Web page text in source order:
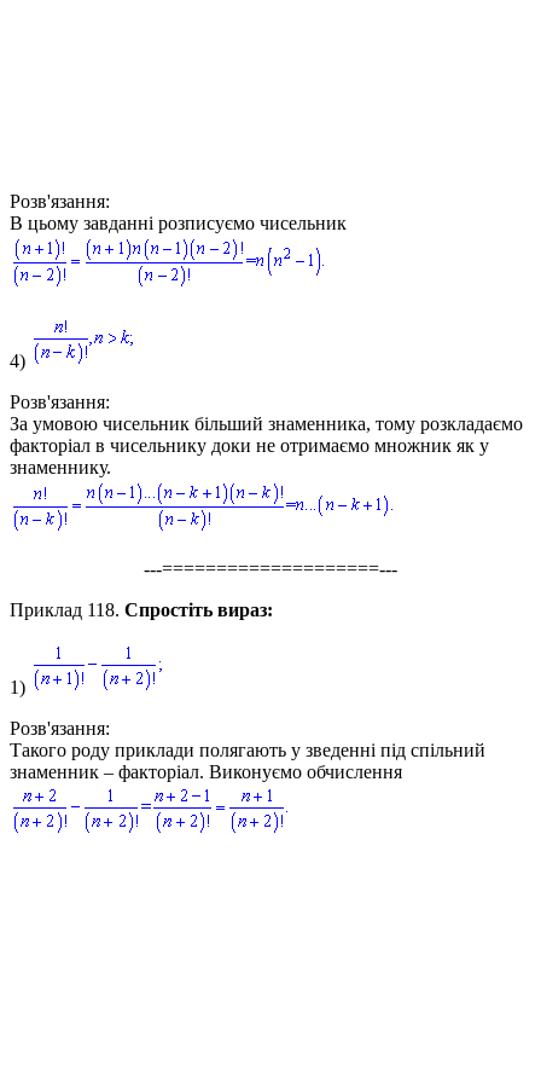
Розв'язання:
В цьому завданні розписуємо чисельник
4)
Розв'язання:
За умовою чисельник більший знаменника, тому розкладаємо
факторіал в чисельнику доки не отримаємо множник як у
знаменнику.
---====================---
Приклад 118. Спростіть вираз:
1)
Розв'язання:
Такого роду приклади полягають у зведенні під спільний
знаменник – факторіал. Виконуємо обчислення